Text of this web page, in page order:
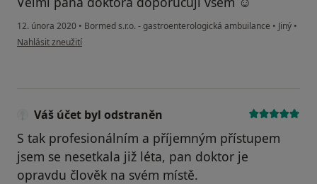
12. února 2020 • Bormed s.r.o. - gastroenterologická ambuilance • Jiný •
podle názoru uživatele Jarkulišová Monika
Nahlásit zneužití
Váš účet byl odstraněn
S tak profesionálním a příjemným přístupem
jsem se nesetkala již léta, pan doktor je
opravdu člověk na svém místě.